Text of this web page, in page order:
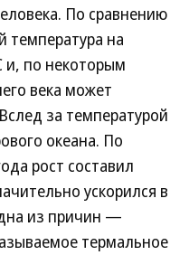
По сравнению
температура на
и, по некоторым
века может
за температурой
океана. По
рост составил
ускорился в
из причин —
термальное